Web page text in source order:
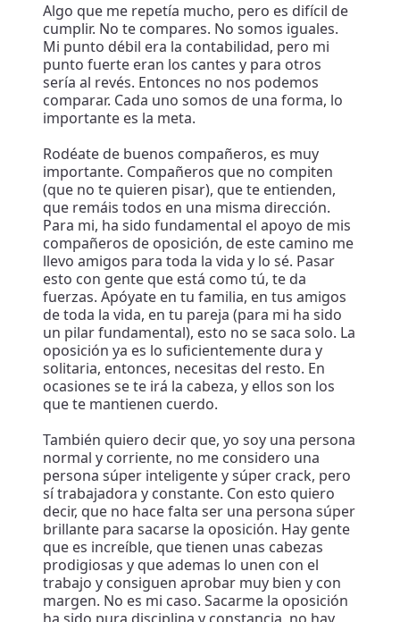
Algo que me repetía mucho, pero es difícil de
cumplir. No te compares. No somos iguales.
Mi punto débil era la contabilidad, pero mi
punto fuerte eran los cantes y para otros
sería al revés. Entonces no nos podemos
comparar. Cada uno somos de una forma, lo
importante es la meta.
Rodéate de buenos compañeros, es muy
importante. Compañeros que no compiten
(que no te quieren pisar), que te entienden,
que remáis todos en una misma dirección.
Para mi, ha sido fundamental el apoyo de mis
compañeros de oposición, de este camino me
llevo amigos para toda la vida y lo sé. Pasar
esto con gente que está como tú, te da
fuerzas. Apóyate en tu familia, en tus amigos
de toda la vida, en tu pareja (para mi ha sido
un pilar fundamental), esto no se saca solo. La
oposición ya es lo suficientemente dura y
solitaria, entonces, necesitas del resto. En
ocasiones se te irá la cabeza, y ellos son los
que te mantienen cuerdo.
También quiero decir que, yo soy una persona
normal y corriente, no me considero una
persona súper inteligente y súper crack, pero
sí trabajadora y constante. Con esto quiero
decir, que no hace falta ser una persona súper
brillante para sacarse la oposición. Hay gente
que es increíble, que tienen unas cabezas
prodigiosas y que ademas lo unen con el
trabajo y consiguen aprobar muy bien y con
margen. No es mi caso. Sacarme la oposición